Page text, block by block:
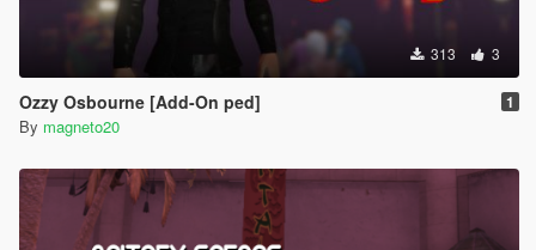
313 3
Ozzy Osbourne [Add-On ped] 1
By magneto20